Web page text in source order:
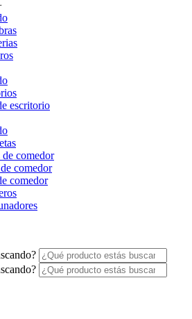
escritorio
de comedor
comedor
comedor